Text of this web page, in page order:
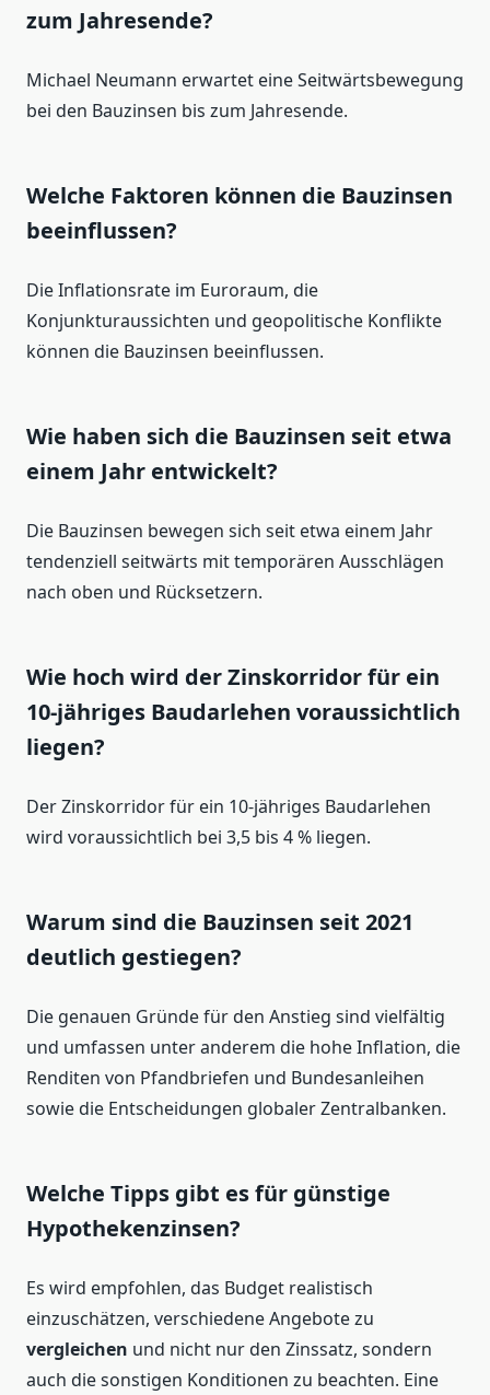
zum Jahresende?
Michael Neumann erwartet eine Seitwärtsbewegung
bei den Bauzinsen bis zum Jahresende.
Welche Faktoren können die Bauzinsen
beeinflussen?
Die Inflationsrate im Euroraum, die
Konjunkturaussichten und geopolitische Konflikte
können die Bauzinsen beeinflussen.
Wie haben sich die Bauzinsen seit etwa
einem Jahr entwickelt?
Die Bauzinsen bewegen sich seit etwa einem Jahr
tendenziell seitwärts mit temporären Ausschlägen
nach oben und Rücksetzern.
Wie hoch wird der Zinskorridor für ein
10-jähriges Baudarlehen voraussichtlich
liegen?
Der Zinskorridor für ein 10-jähriges Baudarlehen
wird voraussichtlich bei 3,5 bis 4 % liegen.
Warum sind die Bauzinsen seit 2021
deutlich gestiegen?
Die genauen Gründe für den Anstieg sind vielfältig
und umfassen unter anderem die hohe Inflation, die
Renditen von Pfandbriefen und Bundesanleihen
sowie die Entscheidungen globaler Zentralbanken.
Welche Tipps gibt es für günstige
Hypothekenzinsen?
Es wird empfohlen, das Budget realistisch
einzuschätzen, verschiedene Angebote zu
vergleichen und nicht nur den Zinssatz, sondern
auch die sonstigen Konditionen zu beachten. Eine